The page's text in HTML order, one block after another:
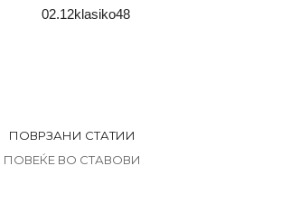
ПОВРЗАНИ СТАТИИ
ПОВЕЌЕ ВО СТАВОВИ